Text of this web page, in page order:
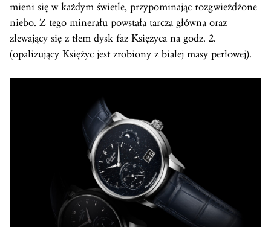
mieni się w każdym świetle, przypominając rozgwieżdżone
niebo. Z tego minerału powstała tarcza główna oraz
zlewający się z tłem dysk faz Księżyca na godz. 2.
(opalizujący Księżyc jest zrobiony z białej masy perłowej).